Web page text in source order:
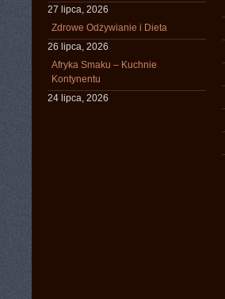
27 lipca, 2026
Zdrowe Odżywianie i Dieta
26 lipca, 2026
Afryka Smaku – Kuchnie
Kontynentu
24 lipca, 2026